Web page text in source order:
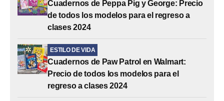
Cuadernos de Peppa Pig y George: Precio
de todos los modelos para el regreso a
clases 2024
ESTILO DE VIDA
Cuadernos de Paw Patrol en Walmart:
Precio de todos los modelos para el
regreso a clases 2024